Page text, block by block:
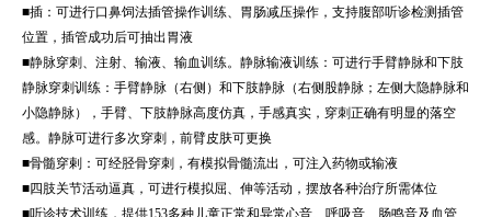
■插：可进行口鼻饲法插管操作训练、胃肠减压操作，支持腹部听诊检测插管
位置，插管成功后可抽出胃液
■静脉穿刺、注射、输液、输血训练。静脉输液训练：可进行手臂静脉和下肢
静脉穿刺训练：手臂静脉（右侧）和下肢静脉（右侧股静脉；左侧大隐静脉和
小隐静脉），手臂、下肢静脉高度仿真，手感真实，穿刺正确有明显的落空
感。静脉可进行多次穿刺，前臂皮肤可更换
■骨髓穿剌：可经胫骨穿刺，有模拟骨髓流出，可注入药物或输液
■四肢关节活动逼真，可进行模拟屈、伸等活动，摆放各种治疗所需体位
■听诊技术训练，提供153多种儿童正常和异常心音、呼吸音、肠鸣音及血管